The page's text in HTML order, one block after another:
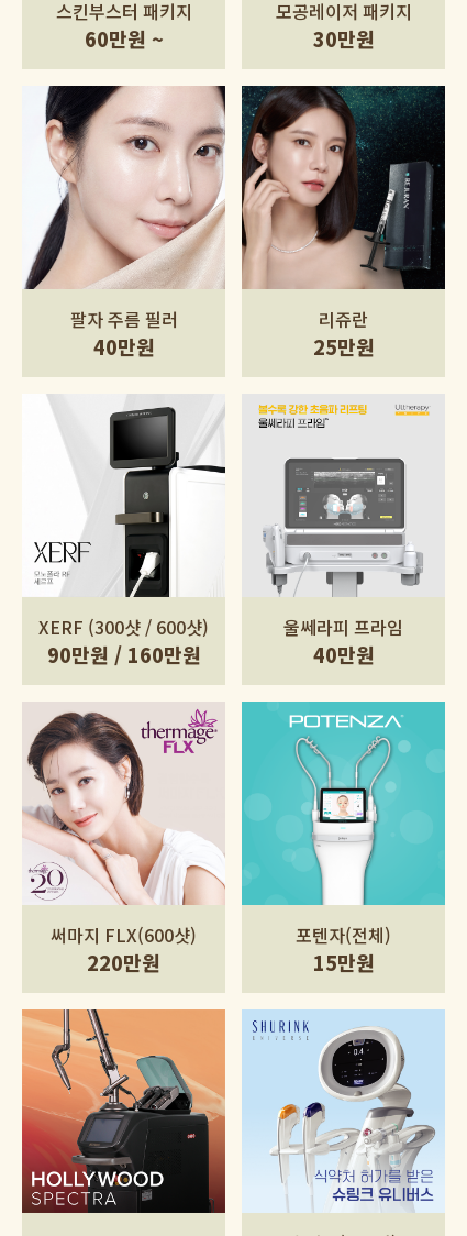
스킨부스터 패키지
60만원 ~
모공레이저 패키지
30만원
팔자 주름 필러
40만원
리쥬란
25만원
XERF (300샷 / 600샷)
90만원 / 160만원
울쎄라피 프라임
40만원
써마지 FLX(600샷)
220만원
포텐자(전체)
15만원